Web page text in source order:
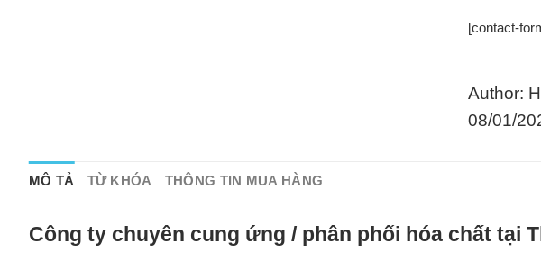
[contact-
Author:
08/01/
MÔ TẢ TỪ KHÓA THÔNG TIN MUA HÀNG
Công ty chuyên cung ứng / phân phối hóa chất tại